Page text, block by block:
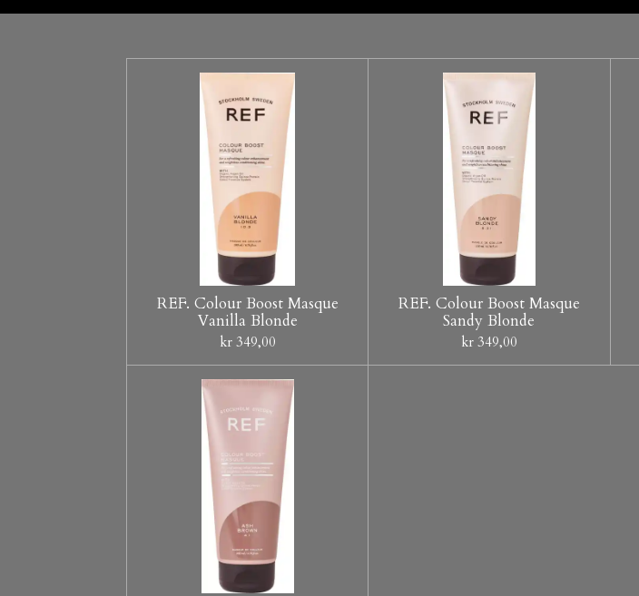
REF. Colour Boost Masque
Vanilla Blonde
kr 349,00
REF. Colour Boost Masque
Sandy Blonde
kr 349,00